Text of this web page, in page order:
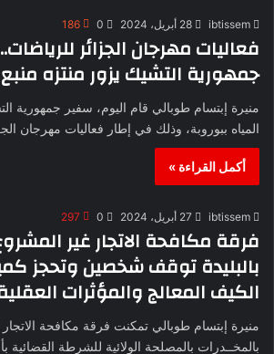
ibtissem 28 أبريل، 2024 0
186
فعاليات مهرجان الجزائر
جمهورية التشيك يزور منتزه منبع
منيرة إبتسام طوبالي قام اليوم، سفير جمهورية
المياه ببوروبة، وذلك في إطار فعاليات مهرجان
أكمل القراءة »
ibtissem 27 أبريل، 2024 0
297
فرقة مكافحة الاتجار غير
بالبليدة توقف شخصين وتحجز
الكيف المعالج والمؤثرات
منيرة إبتسام طوبالي تمكنت فرقة مكافحة
بالمخــدرات بالمصلحة الولائية للشرطة القضائية